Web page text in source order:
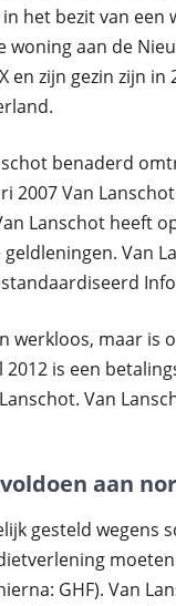
het bezit van
woning aan de
en zijn gezin zijn
benaderd
2007 Van
Lanschot heeft
Van
werkloos, maar is
2012 is een
Van
aan
gesteld
GHF). Van